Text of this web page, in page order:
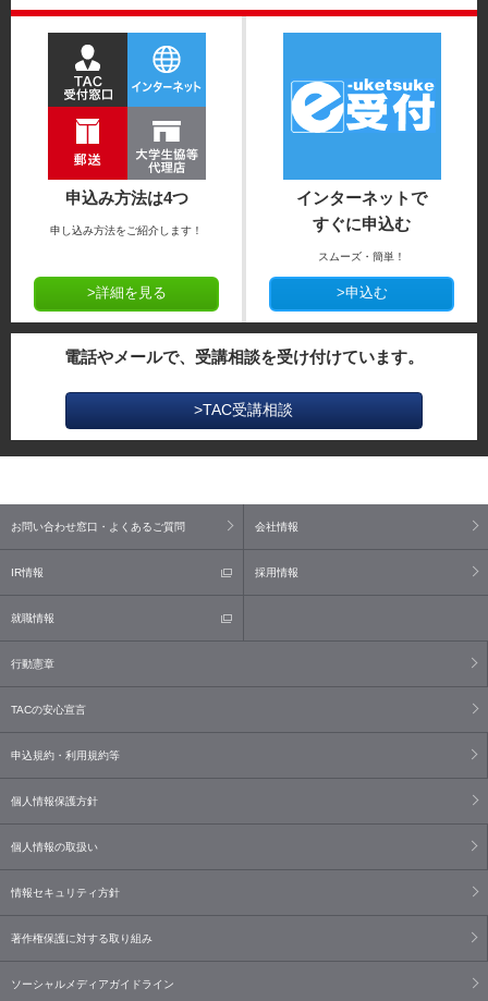
申込み方法は4つ
申し込み方法をご紹介します！
>詳細を見る
インターネットで
すぐに申込む
スムーズ・簡単！
>申込む
電話やメールで、受講相談を受け付けています。
>TAC受講相談
お問い合わせ窓口・よくあるご質問 会社情報
IR情報 採用情報
就職情報
行動憲章
TACの安心宣言
申込規約・利用規約等
個人情報保護方針
個人情報の取扱い
情報セキュリティ方針
著作権保護に対する取り組み
ソーシャルメディアガイドライン